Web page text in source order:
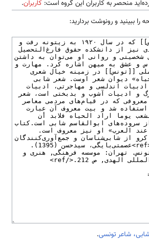
منحصر به کاربران این گروه است: کاربران.
را ببینید و رونوشت بردارید:
شاعر تونسی.